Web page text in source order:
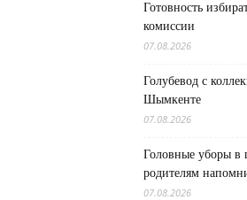
Готовность
комиссии
07.08.2026
Голубевод с
Шымкенте
07.08.2026
Головные уборы в
родителям
07.08.2026